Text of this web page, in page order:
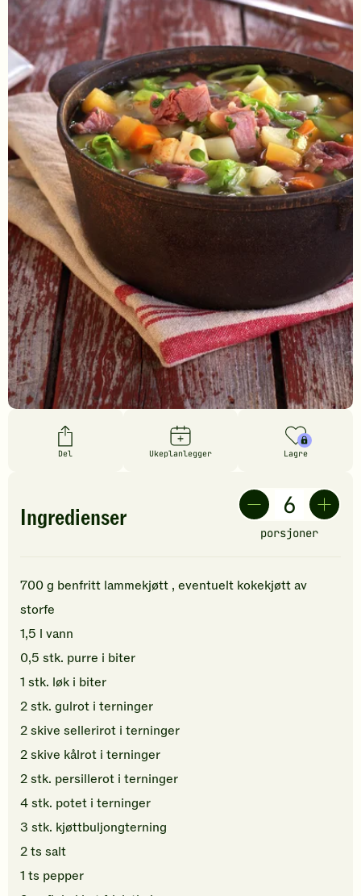
Del Ukeplanlegger Lagre
Ingredienser
porsjoner
700g benfritt lammekjøtt , eventuelt kokekjøtt av
storfe
1,5 l vann
0,5 stk. purre i biter
1 stk. løk i biter
2stk. gulrot i terninger
2skive sellerirot i terninger
2skive kålrot i terninger
2stk. persillerot i terninger
4stk. potet i terninger
3 stk. kjøttbuljongterning
2ts salt
1 ts pepper